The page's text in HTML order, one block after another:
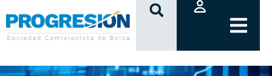
clic